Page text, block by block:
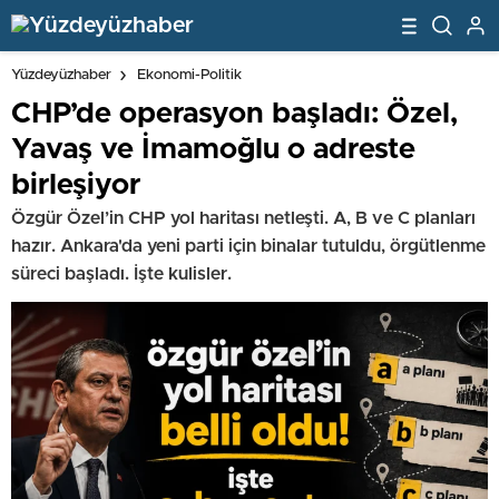
Yüzdeyüzhaber Ekonomi-Politik
CHP’de operasyon başladı: Özel,
Yavaş ve İmamoğlu o adreste
birleşiyor
Özgür Özel’in CHP yol haritası netleşti. A, B ve C planları
hazır. Ankara'da yeni parti için binalar tutuldu, örgütlenme
süreci başladı. İşte kulisler.